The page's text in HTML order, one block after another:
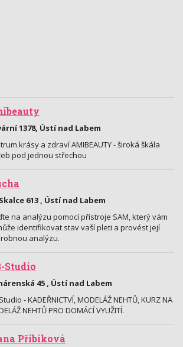
1378, Ústí nad Labem
krásy a zdraví AMIBEAUTY - široká škála
pod jednou střechou
613 , Ústí nad Labem
na analýzu pomocí přístroje SAM, který vám
identifikovat stav vaší pleti a provést její
analýzu.
Studio
45 , Ústí nad Labem
- KADEŘNICTVÍ, MODELÁŽ NEHTŮ, KURZ NA
NEHTŮ PRO DOMÁCÍ VYUŽITÍ.
Přibíková